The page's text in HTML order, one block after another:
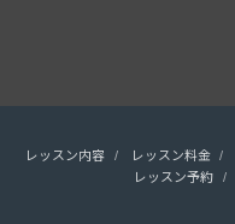
レッスン内容 レッスン料金
レッスン予約